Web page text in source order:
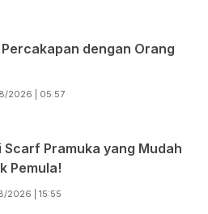
dengan Orang
2026 | 05:57
Scarf Pramuka yang Mudah
Pemula!
2026 | 15:55